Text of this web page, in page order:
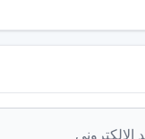
حيث يمكن أن
المنتظمة